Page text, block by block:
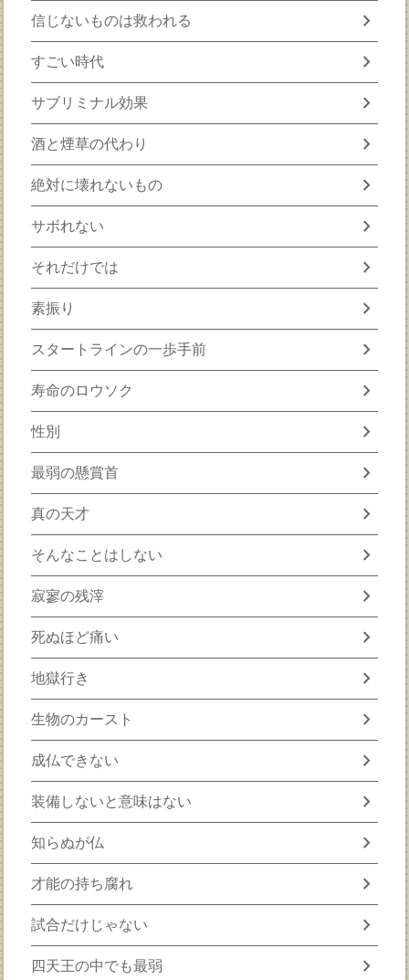
信じないものは救われる chevron_right
すごい時代 chevron_right
サブリミナル効果 chevron_right
酒と煙草の代わり chevron_right
絶対に壊れないもの chevron_right
サボれない chevron_right
それだけでは chevron_right
素振り chevron_right
スタートラインの一歩手前 chevron_right
寿命のロウソク chevron_right
性別 chevron_right
最弱の懸賞首 chevron_right
真の天才 chevron_right
そんなことはしない chevron_right
寂寥の残滓 chevron_right
死ぬほど痛い chevron_right
地獄行き chevron_right
生物のカースト chevron_right
成仏できない chevron_right
装備しないと意味はない chevron_right
知らぬが仏 chevron_right
才能の持ち腐れ chevron_right
試合だけじゃない chevron_right
四天王の中でも最弱 chevron_right